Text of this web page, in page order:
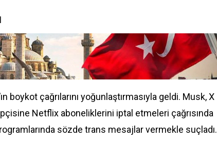
boykot çağrılarını yoğunlaştırmasıyla geldi. Musk, X
Netflix aboneliklerini iptal etmeleri çağrısında
sözde trans mesajlar vermekle suçladı.